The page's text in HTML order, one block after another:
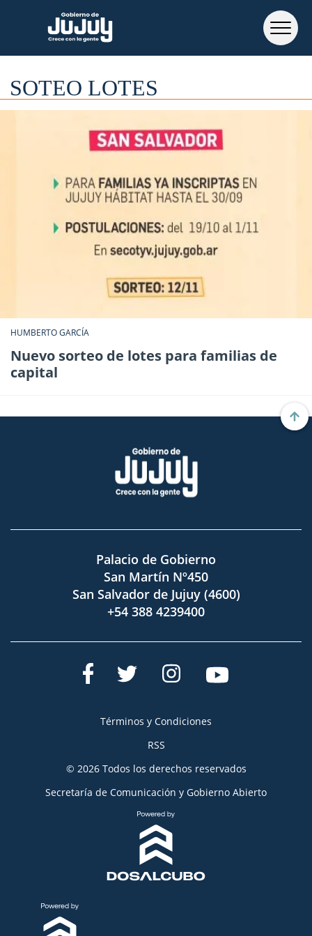
SOTEO LOTES
HUMBERTO GARCÍA
Nuevo sorteo de lotes para familias de
capital
Palacio de Gobierno
San Martín Nº450
San Salvador de Jujuy (4600)
+54 388 4239400
Términos y Condiciones
RSS
© 2026 Todos los derechos reservados
Secretaría de Comunicación y Gobierno Abierto